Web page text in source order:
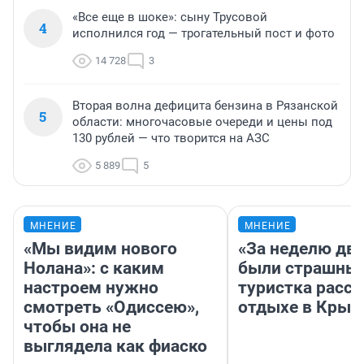
4
«Все еще в шоке»: сыну Трусовой
исполнился год — трогательный пост и фото
14 728 3
5
Вторая волна дефицита бензина в Рязанской
области: многочасовые очереди и цены под
130 рублей — что творится на АЗС
5 889 5
МНЕНИЕ
«Мы видим нового
Нолана»: с каким
настроем нужно
смотреть «Одиссею»,
чтобы она не
выглядела как фиаско
МНЕНИЕ
«За неделю
были
туристка
отдыхе в